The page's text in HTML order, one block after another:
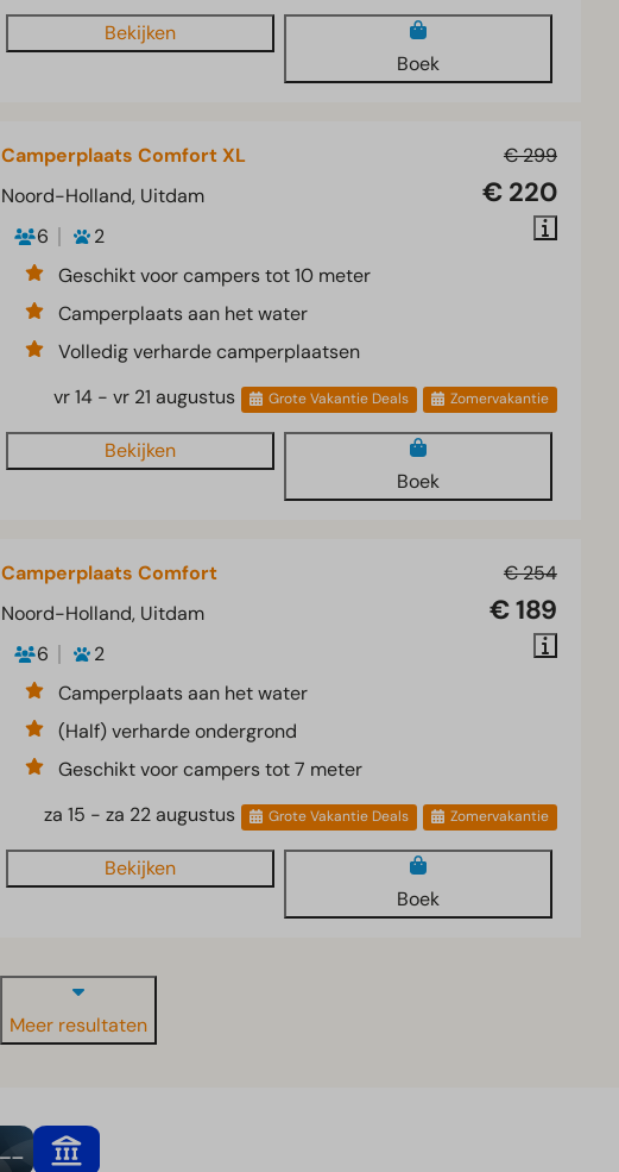
Bekijken
Boek
€ 299
€ 220
Camperplaats Comfort XL
Noord-Holland, Uitdam
6
2
Geschikt voor campers tot 10 meter
Camperplaats aan het water
Volledig verharde camperplaatsen
vr 14 - vr 21 augustus
Grote Vakantie Deals Zomervakantie
Bekijken
Boek
€ 254
€ 189
Camperplaats Comfort
Noord-Holland, Uitdam
6
2
Camperplaats aan het water
(Half) verharde ondergrond
Geschikt voor campers tot 7 meter
za 15 - za 22 augustus
Grote Vakantie Deals Zomervakantie
Bekijken
Boek
Meer resultaten